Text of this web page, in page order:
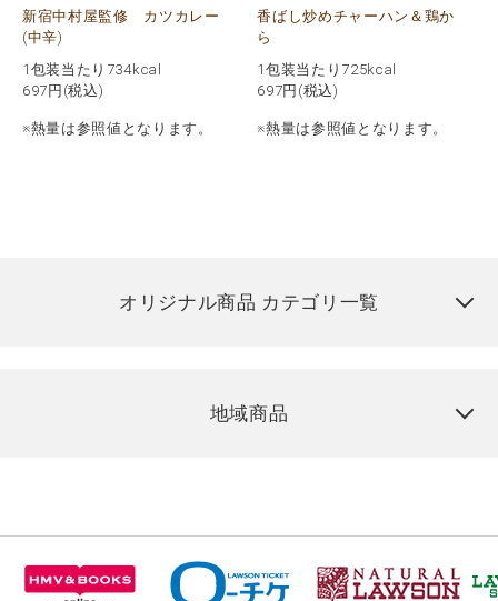
新宿中村屋監修 カツカレー
(中辛)
1包装当たり734kcal
697 円(税込)
※熱量は参照値となります。
香ばし炒めチャーハン＆鶏か
ら
1包装当たり725kcal
697円(税込)
※熱量は参照値となります。
オリジナル商品 カテゴリ一覧
地域商品